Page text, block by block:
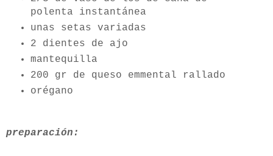
polenta instantánea
unas setas variadas
2 dientes de ajo
mantequilla
200 gr de queso emmental rallado
orégano
preparación: